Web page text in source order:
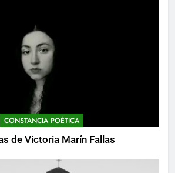
CONSTANCIA POÉTICA
de Victoria Marín Fallas